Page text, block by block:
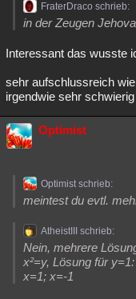
FraterDraco schrieb:
in der Zeugen
Interessant das wusste
sehr aufschlussreich
irgendwie sehr
Optimist
Optimist schrieb:
meintest du evtl.
AtheistIII schrieb:
Nein, mehrere
x²=y, Lösung für y=1:
x=1; x=-1